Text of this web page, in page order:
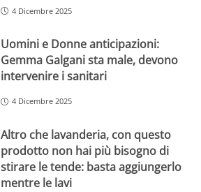
4 Dicembre 2025
Uomini e Donne anticipazioni:
Gemma Galgani sta male, devono
intervenire i sanitari
4 Dicembre 2025
Altro che lavanderia, con questo
prodotto non hai più bisogno di
stirare le tende: basta aggiungerlo
mentre le lavi